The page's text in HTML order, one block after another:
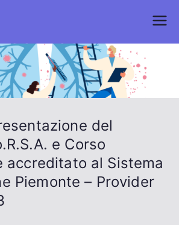
del
e Corso
accreditato al Sistema
Piemonte – Provider